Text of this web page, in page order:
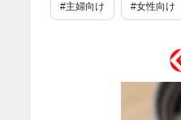
#主婦向け #女性向け